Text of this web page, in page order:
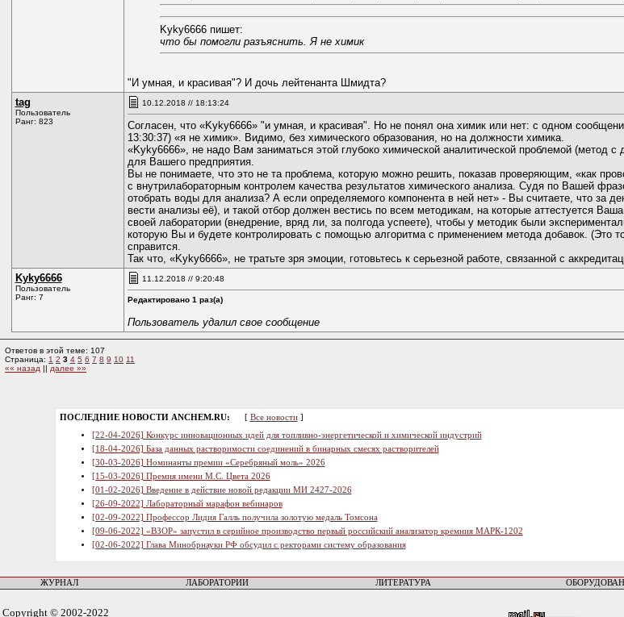
Kyky6666 пишет:
что бы помогли разъяснить. Я не химик
"И умная, и красивая"? И дочь лейтенанта Шмидта?
tag
Пользователь
Ранг: 823
10.12.2018 // 18:13:24
Согласен, что «Kyky6666» "и умная, и красивая". Но не понял она химик или нет: с одном
13:30:37) «я не химик». Видимо, без химического образования, но на должности химика.
«Kyky6666», не надо Вам заниматься этой глубоко химической аналитической проблемой (метод
для Вашего предприятия.
Вы не понимаете, что это не та проблема, которую можно решить, показав проверяющим, «как
с внутрилабораторным контролем качества результатов химического анализа. Судя по Вашей
отобрать воды для анализа? А если определяемого компонента в ней нет» - Вы считаете, что за
вести анализы её), и такой отбор должен вестись по всем методикам, на которые аттестуется
своей лаборатории (внедрение, вряд ли, за полгода успеете), чтобы у методик были
которую Вы и будете контролировать с помощью алгоритма с применением метода добавок. (Это
справится.
Так что, «Kyky6666», не тратьте зря эмоции, готовьтесь к серьезной работе, связанной с
Kyky6666
Пользователь
Ранг: 7
11.12.2018 // 9:20:48
Редактировано 1 раз(а)
Пользователь удалил свое сообщение
Ответов в этой теме: 107
Страница: 1 2 3 4 5 6 7 8 9 10 11
«« назад || далее »»
ПОСЛЕДНИЕ НОВОСТИ ANCHEM.RU: [ Все новости]
[22-04-2026] Конкурс инновационных идей для топливно-энергетической и химической индустрий
[18-04-2026] База данных растворимости соединений в бинарных смесях растворителей
[30-03-2026] Номинанты премии «Серебряный моль» 2026
[15-03-2026] Премия имени М.С. Цвета 2026
[01-02-2026] Введение в действие новой редакции МИ 2427-2026
[26-09-2022] Лабораторный марафон вебинаров
[02-09-2022] Профессор Лидия Галль получила золотую медаль Томсона
[09-06-2022] «ВЗОР» запустил в серийное производство первый российский анализатор кремния МАРК-1202
[02-06-2022] Глава Минобрнауки РФ обсудил с ректорами систему образования
ЖУРНАЛ ЛАБОРАТОРИИ ЛИТЕРАТУРА
Copyright © 2002-2022